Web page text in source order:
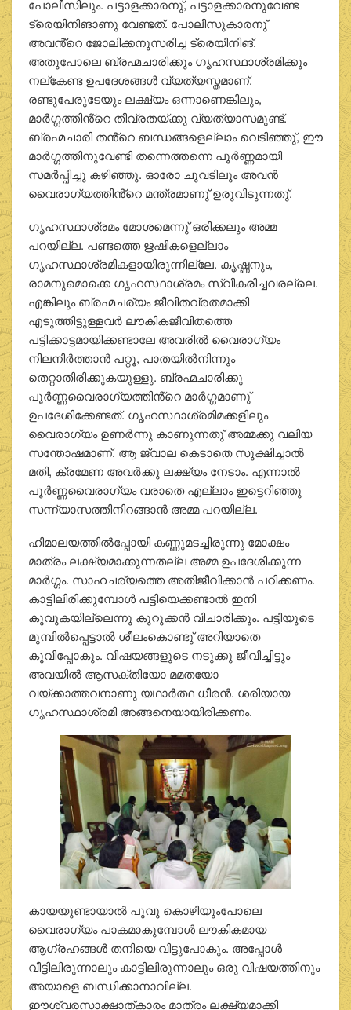
പോലീസിലും. പട്ടാളക്കാരനു്, പട്ടാളക്കാരനുവേണ്ട
ട്രെയിനിങാണു വേണ്ടത്. പോലീസുകാരനു്
അവൻ്റെ ജോലിക്കനുസരിച്ച ട്രെയിനിങ്.
അതുപോലെ ബ്രഹ്മചാരിക്കും ഗൃഹസ്ഥാശ്രമിക്കും
നല്‌കേണ്ട ഉപദേശങ്ങൾ വ്യത്യസ്തമാണ്.
രണ്ടുപേരുടേയും ലക്ഷ്യം ഒന്നാണെങ്കിലും,
മാർഗ്ഗത്തിൻ്റെ തീവ്രതയ്ക്കു വ്യത്യാസമുണ്ട്.
ബ്രഹ്മചാരി തൻ്റെ ബന്ധങ്ങളെല്ലാം വെടിഞ്ഞു്, ഈ
മാർഗ്ഗത്തിനുവേണ്ടി തന്നെത്തന്നെ പൂർണ്ണമായി
സമർപ്പിച്ചു കഴിഞ്ഞു. ഓരോ ചുവടിലും അവൻ
വൈരാഗ്യത്തിൻ്റെ മന്ത്രമാണു് ഉരുവിടുന്നതു്.
ഗൃഹസ്ഥാശ്രമം മോശമെന്നു് ഒരിക്കലും അമ്മ
പറയില്ല. പണ്ടത്തെ ഋഷികളെല്ലാം
ഗൃഹസ്ഥാശ്രമികളായിരുന്നില്ലേ. കൃഷ്ണനും,
രാമനുമൊക്കെ ഗൃഹസ്ഥാശ്രമം സ്വീകരിച്ചവരല്ലെ.
എങ്കിലും ബ്രഹ്മചര്യം ജീവിതവ്രതമാക്കി
എടുത്തിട്ടുള്ളവർ ലൗകികജീവിതത്തെ
പട്ടിക്കാട്ടമായിക്കണ്ടാലേ അവരിൽ വൈരാഗ്യം
നിലനിർത്താൻ പറ്റൂ, പാതയിൽനിന്നും
തെറ്റാതിരിക്കുകയുള്ളു. ബ്രഹ്മചാരിക്കു
പൂർണ്ണവൈരാഗ്യത്തിൻ്റെ മാർഗ്ഗമാണു്
ഉപദേശിക്കേണ്ടത്. ഗൃഹസ്ഥാശ്രമിമക്കളിലും
വൈരാഗ്യം ഉണർന്നു കാണുന്നതു് അമ്മക്കു വലിയ
സന്തോഷമാണ്. ആ ജ്വാല കെടാതെ സൂക്ഷിച്ചാൽ
മതി, ക്രമേണ അവർക്കു ലക്ഷ്യം നേടാം. എന്നാൽ
പൂർണ്ണവൈരാഗ്യം വരാതെ എല്ലാം ഇട്ടെറിഞ്ഞു
സന്ന്യാസത്തിനിറങ്ങാൻ അമ്മ പറയില്ല.
ഹിമാലയത്തിൽപ്പോയി കണ്ണുമടച്ചിരുന്നു മോക്ഷം
മാത്രം ലക്ഷ്യമാക്കുന്നതല്ല അമ്മ ഉപദേശിക്കുന്ന
മാർഗ്ഗം. സാഹചര്യത്തെ അതിജീവിക്കാൻ പഠിക്കണം.
കാട്ടിലിരിക്കുമ്പോൾ പട്ടിയെക്കണ്ടാൽ ഇനി
കൂവുകയില്ലെന്നു കുറുക്കൻ വിചാരിക്കും. പട്ടിയുടെ
മുമ്പിൽപ്പെട്ടാൽ ശീലംകൊണ്ടു് അറിയാതെ
കൂവിപ്പോകും. വിഷയങ്ങളുടെ നടുക്കു ജീവിച്ചിട്ടും
അവയിൽ ആസക്തിയോ മമതയോ
വയ്ക്കാത്തവനാണു യഥാർത്ഥ ധീരൻ. ശരിയായ
ഗൃഹസ്ഥാശ്രമി അങ്ങനെയായിരിക്കണം.
കായയുണ്ടായാൽ പൂവു കൊഴിയുംപോലെ
വൈരാഗ്യം പാകമാകുമ്പോൾ ലൗകികമായ
ആഗ്രഹങ്ങൾ തനിയെ വിട്ടുപോകും. അപ്പോൾ
വീട്ടിലിരുന്നാലും കാട്ടിലിരുന്നാലും ഒരു വിഷയത്തിനും
അയാളെ ബന്ധിക്കാനാവില്ല.
ഈശ്വരസാക്ഷാത്കാരം മാത്രം ലക്ഷ്യമാക്കി